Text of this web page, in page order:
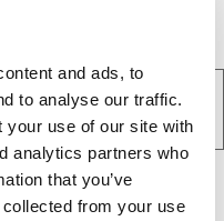
and ads, to
to analyse our traffic.
your use of our site with
analytics partners who
that you’ve
from your use
ん。
続ける」 をクリックしてく